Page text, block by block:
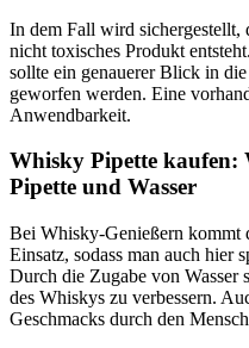
In dem Fall wird sichergestellt,
nicht toxisches Produkt
sollte ein genauerer Blick in
geworfen werden. Eine
Anwendbarkeit.
Whisky Pipette
Pipette und Wasser
Bei Whisky-Genießern kommt
Einsatz, sodass man auch hier
Durch die Zugabe von Wasser
des Whiskys zu verbessern.
Geschmacks durch den